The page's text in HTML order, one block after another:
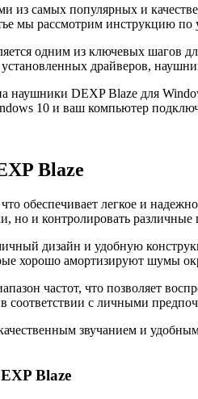
из самых популярных и
мы рассмотрим инструкцию
одним из ключевых шагов
драйверов,
наушники DEXP Blaze для
10 и ваш компьютер
Blaze
обеспечивает легкое и
но и контролировать различные
дизайн и удобную
хорошо амортизируют шумы
частот, что позволяет
соответствии с личными
звучанием и
Blaze